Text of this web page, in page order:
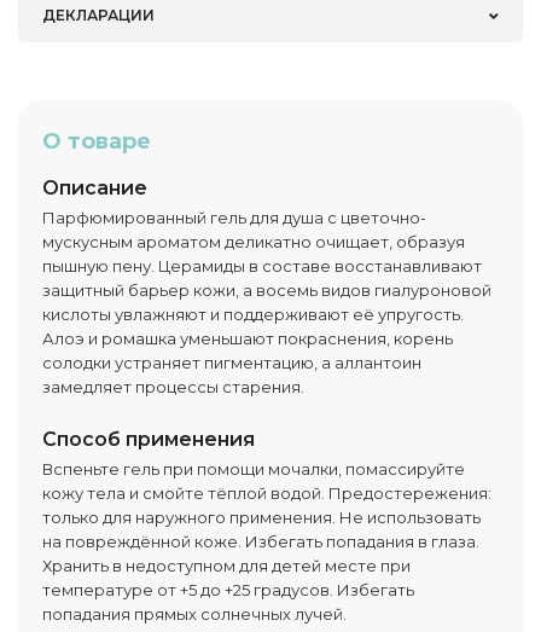
ДЕКЛАРАЦИИ
О товаре
Описание
Парфюмированный гель для душа с цветочно-
мускусным ароматом деликатно очищает, образуя
пышную пену. Церамиды в составе восстанавливают
защитный барьер кожи, а восемь видов гиалуроновой
кислоты увлажняют и поддерживают её упругость.
Алоэ и ромашка уменьшают покраснения, корень
солодки устраняет пигментацию, а аллантоин
замедляет процессы старения.
Способ применения
Вспеньте гель при помощи мочалки, помассируйте
кожу тела и смойте тёплой водой. Предостережения:
только для наружного применения. Не использовать
на повреждённой коже. Избегать попадания в глаза.
Хранить в недоступном для детей месте при
температуре от +5 до +25 градусов. Избегать
попадания прямых солнечных лучей.